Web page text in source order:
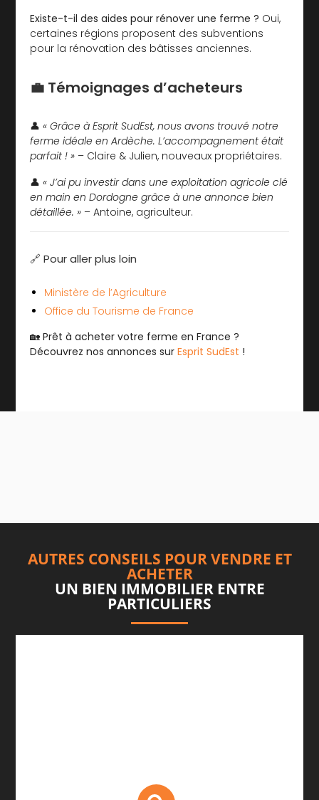
Existe-t-il des aides pour rénover une ferme ? Oui,
certaines régions proposent des subventions
pour la rénovation des bâtisses anciennes.
💼 Témoignages d’acheteurs
👤« Grâce à Esprit SudEst, nous avons trouvé notre
ferme idéale en Ardèche. L’accompagnement était
parfait ! » – Claire & Julien, nouveaux propriétaires.
👤« J’ai pu investir dans une exploitation agricole clé
en main en Dordogne grâce à une annonce bien
détaillée. » – Antoine, agriculteur.
🔗 Pour aller plus loin
Ministère de l’Agriculture
Office du Tourisme de France
🏡Prêt à acheter votre ferme en France ?
Découvrez nos annonces surEsprit SudEst !
AUTRES CONSEILS POUR VENDRE ET
ACHETER
UN BIEN IMMOBILIER ENTRE
PARTICULIERS